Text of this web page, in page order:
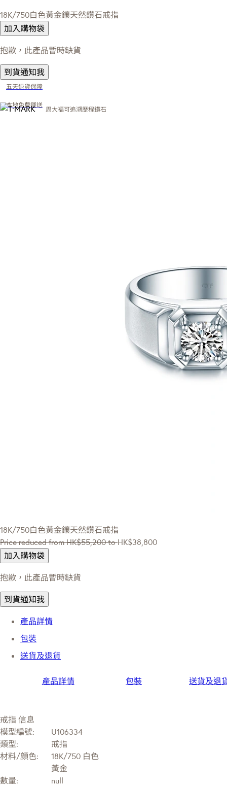
18K/750白色黃金鑲天然鑽石戒指
加入購物袋
抱歉，此產品暫時缺貨
到貨通知我
五天退貨保障
本地免費運送
周大福可追溯歷程鑽石
18K/750白色黃金鑲天然鑽石戒指
Price reduced fromHK$55,200 toHK$38,800
加入購物袋
抱歉，此產品暫時缺貨
到貨通知我
產品詳情
包裝
送貨及退貨
產品詳情 包裝 送貨及退
戒指 信息
模型編號:
U106334
類型:
戒指
材料/顔色:
18K/750 白色
黃金
數量:
null